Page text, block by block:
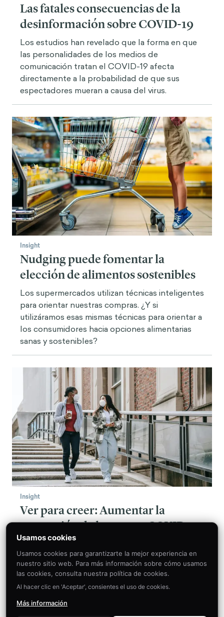
Las fatales consecuencias de la
desinformación sobre COVID-19
Los estudios han revelado que la forma en que
las personalidades de los medios de
comunicación tratan el COVID-19 afecta
directamente a la probabilidad de que sus
espectadores mueran a causa del virus.
Insight
Nudging puede fomentar la
elección de alimentos sostenibles
Los supermercados utilizan técnicas inteligentes
para orientar nuestras compras. ¿Y si
utilizáramos esas mismas técnicas para orientar a
los consumidores hacia opciones alimentarias
sanas y sostenibles?
Insight
Ver para creer: Aumentar la
aceptación de la vacuna COVID-19
entre las minorías
Los nuevos datos muestran que la aceptación
de las vacunas es menor entre las minorías.
Amplificar las voces de los expertos médicos de
Usamos cookies
Usamos cookies para garantizarte la mejor experiencia en
nuestro sitio web. Para más información sobre cómo usamos
las cookies, consulta nuestra política de cookies.
Al hacer clic en 'Aceptar', consientes el uso de cookies.
Más información